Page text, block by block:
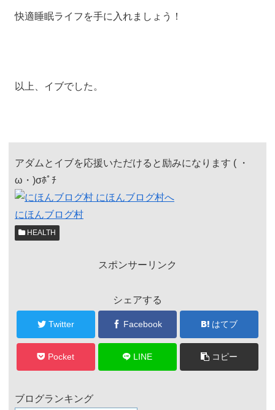
快適睡眠ライフを手に入れましょう！
以上、イブでした。
アダムとイブを応援いただけると励みになります ( ・
ω・)σﾎﾟﾁ
にほんブログ村
HEALTH
スポンサーリンク
シェアする
Twitter Facebook はてブ
Pocket LINE コピー
ブログランキング